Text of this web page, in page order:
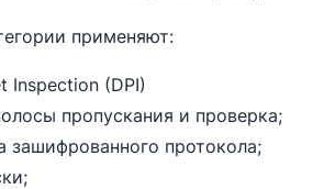
применяют:
Inspection (DPI)
пропускания и проверка;
зашифрованного протокола;